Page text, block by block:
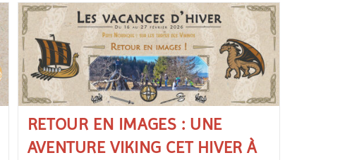
RETOUR EN IMAGES : UNE
AVENTURE VIKING CET HIVER À